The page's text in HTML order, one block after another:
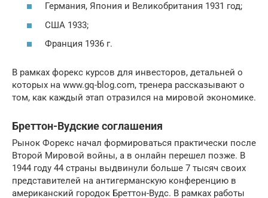
Германия, Япония и Великобритания 1931 год;
США 1933;
Франция 1936 г.
В рамках форекс курсов для инвесторов, детальней о
которых на www.gq-blog.com, тренера рассказывают о
том, как каждый этап отразился на мировой экономике.
Бреттон-Вудские соглашения
Рынок Форекс начал формироваться практически после
Второй Мировой войны, а в онлайн перешел позже. В
1944 году 44 страны выдвинули больше 7 тысяч своих
представителей на антигерманскую конференцию в
американский городок Бреттон-Вудс. В рамках работы